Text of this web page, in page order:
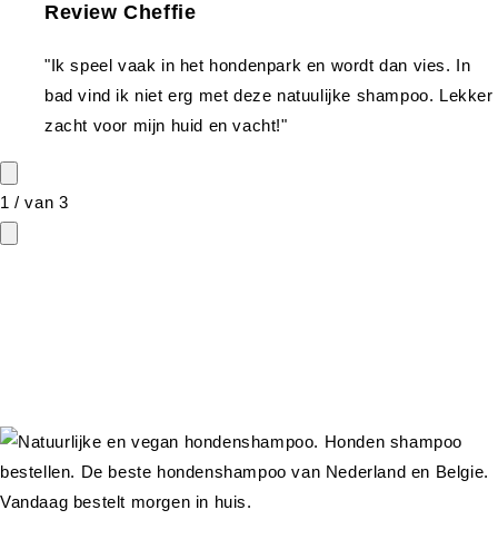
Review Cheffie
"Ik speel vaak in het hondenpark en wordt dan vies. In
bad vind ik niet erg met deze natuulijke shampoo. Lekker
zacht voor mijn huid en vacht!"
1 /van 3